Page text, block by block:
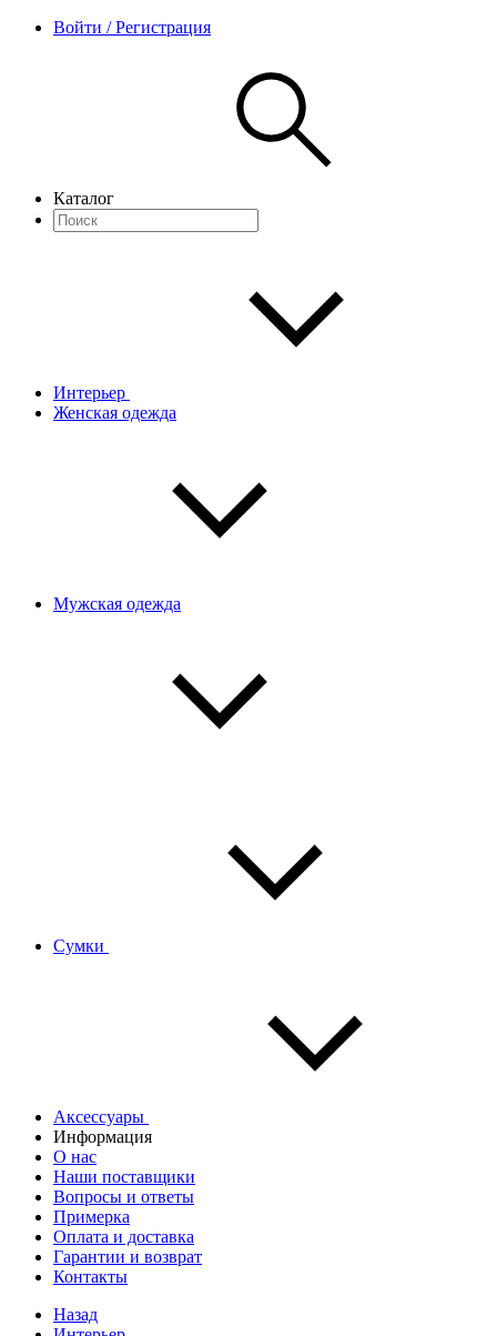
Войти / Регистрация
Каталог
Интерьер
Женская одежда
Мужская одежда
Сумки
Аксессуары
Информация
О нас
Наши поставщики
Вопросы и ответы
Примерка
Оплата и доставка
Гарантии и возврат
Контакты
Назад